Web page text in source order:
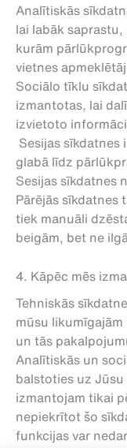
Analītiskās
lai labāk
kurām
vietnes
Sociālo tīklu
izmantotas, lai
izvietoto
Sesijas
glabā līdz
Sesijas sīkdatnes
Pārējās sīkdatnes
tiek manuāli
beigām, bet ne
4. Kāpēc mēs
Tehniskās
mūsu
un tās
Analītiskās un
balstoties uz
izmantojam tikai
nepiekrītot šo
funkcijas var